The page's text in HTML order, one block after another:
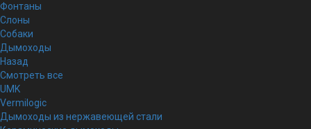
Фонтаны
Слоны
Собаки
Дымоходы
Назад
Смотреть все
UMK
Vermilogic
Дымоходы из нержавеющей стали